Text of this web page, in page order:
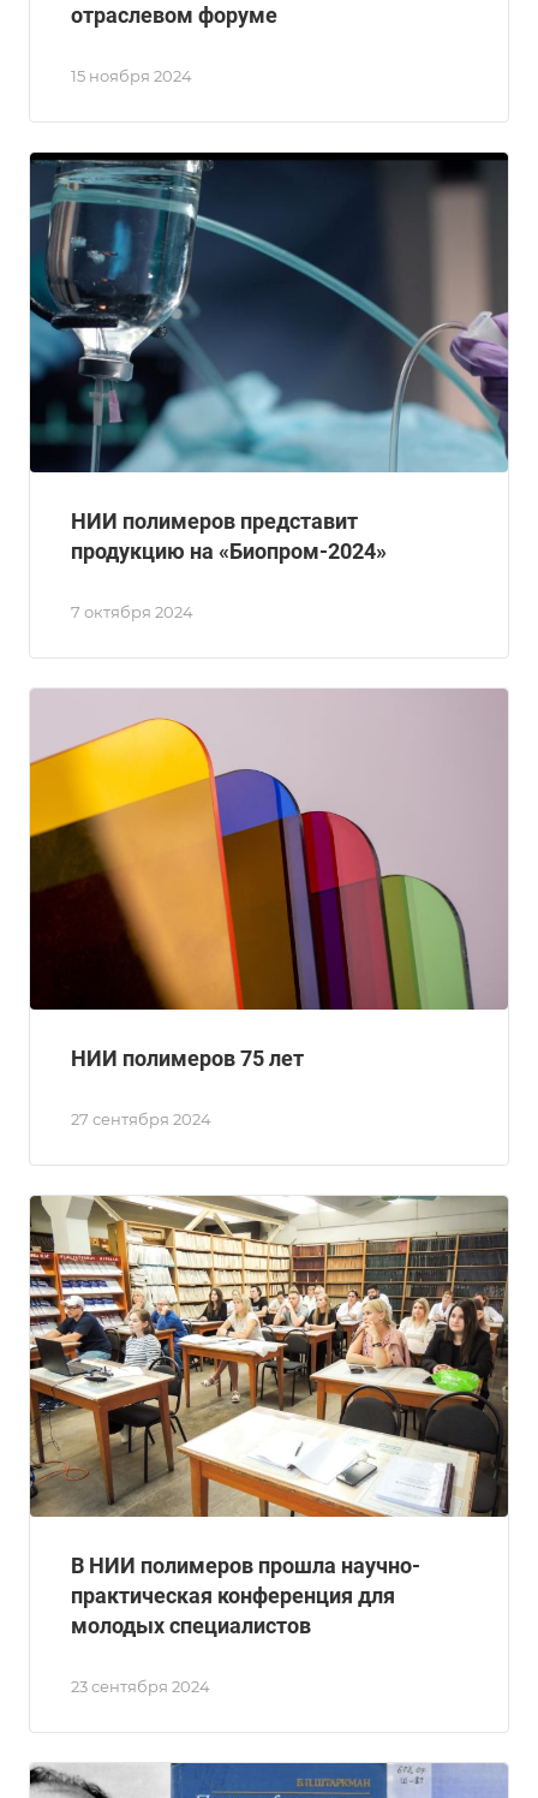
15 ноября 2024
отраслевом форуме
7 октября 2024
НИИ полимеров представит
продукцию на «Биопром-2024»
27 сентября 2024
НИИ полимеров 75 лет
23 сентября 2024
В НИИ полимеров прошла научно-
практическая конференция для
молодых специалистов